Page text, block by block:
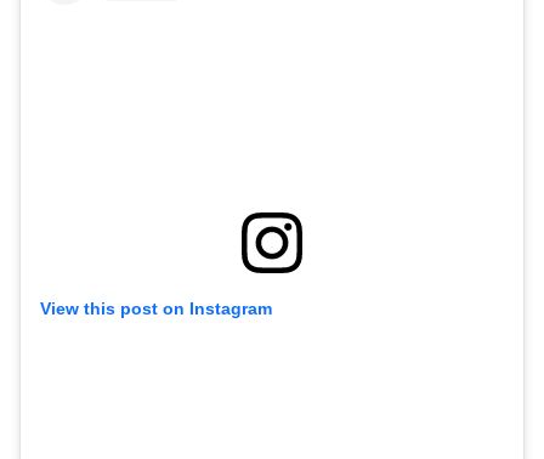
View this post on Instagram